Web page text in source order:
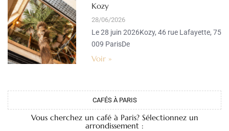
Kozy
28/06/2026
Le 28 juin 2026Kozy, 46 rue Lafayette, 75
009 ParisDe
Voir »
CAFÉS À PARIS
Vous cherchez un café à Paris? Sélectionnez un
arrondissement :